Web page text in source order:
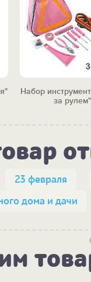
Набор
за рулем"
23 февраля
дома и дачи